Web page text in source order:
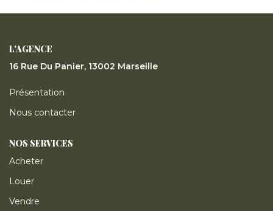
GESTION LOCATIVE
L'AGENCE
16 Rue Du Panier, 13002 Marseille
Présentation
Nous contacter
NOS SERVICES
Acheter
Louer
Vendre